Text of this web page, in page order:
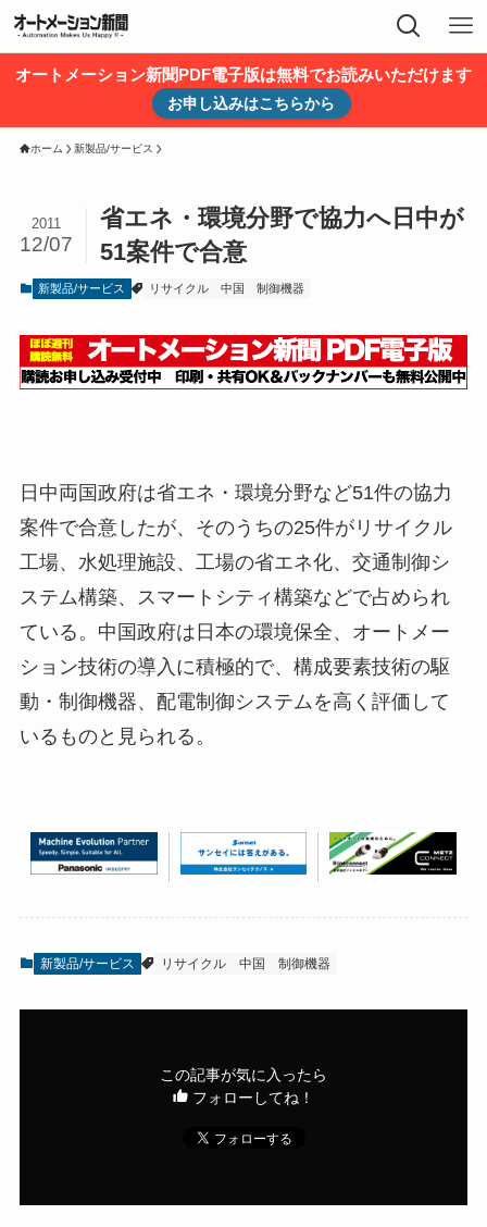
オートメーション新聞PDF電子版は無料でお読みいただけます
お申し込みはこちらから
ホーム 新製品/サービス
省エネ・環境分野で協力へ日中が
51案件で合意
2011
12/07
新製品/サービス リサイクル 中国 制御機器
日中両国政府は省エネ・環境分野など51件の協力
案件で合意したが、そのうちの25件がリサイクル
工場、水処理施設、工場の省エネ化、交通制御シ
ステム構築、スマートシティ構築などで占められ
ている。中国政府は日本の環境保全、オートメー
ション技術の導入に積極的で、構成要素技術の駆
動・制御機器、配電制御システムを高く評価して
いるものと見られる。
新製品/サービス リサイクル 中国 制御機器
この記事が気に入ったら
フォローしてね！